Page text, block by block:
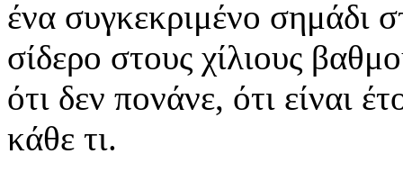
ένα συγκεκριμένο σημάδι
σίδερο στους χίλιους
ότι δεν πονάνε, ότι είναι
κάθε τι.